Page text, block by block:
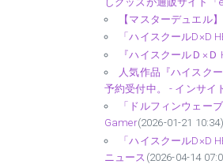
【マスターデュエル
「ハイスクールD×D
『ハイスクールＤ×
人気作品『ハイスク
予約受付中。 - インサイ
「ドルフィンウェー
Gamer(2026-01-21 10:34)
「ハイスクールD×D
ニュース (2026-04-14